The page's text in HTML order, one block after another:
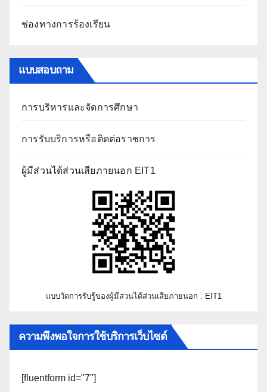
ช่องทางการร้องเรียน
แบบสอบถาม
การบริหารและจัดการศึกษา
การรับบริการหรือติดต่อราชการ
ผู้มีส่วนได้ส่วนเสียภายนอก EIT1
แบบวัดการรับรู้ของผู้มีส่วนได้ส่วนเสียภายนอก : EIT1
ความพึงพอใจการใช้บริการเว็บไซต์
[fluentform id="7"]